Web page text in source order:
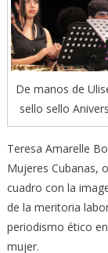
De manos de
sello sello
Teresa Amarelle
Mujeres Cubanas,
cuadro con la
de la meritoria
periodismo ético
mujer.